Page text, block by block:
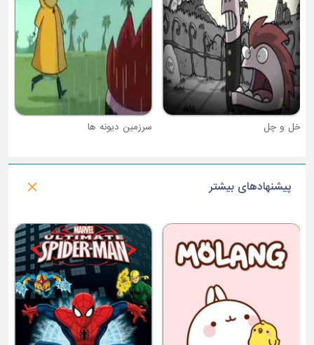
خل و چل سرزمین دیونه ها
پیشنهادهای بیشتر